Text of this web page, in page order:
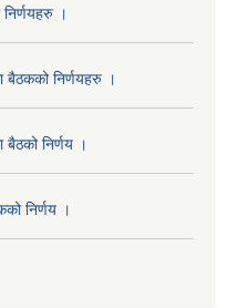
।
बैठकको निर्णयहरु ।
निर्णय ।
निर्णय ।